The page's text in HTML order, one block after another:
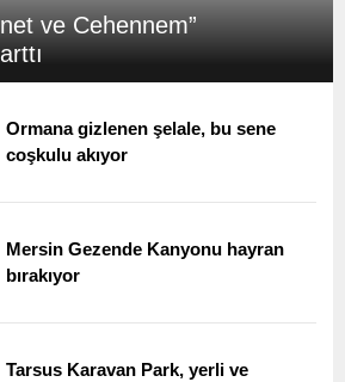
ve Cehennem”
Ormana gizlenen şelale, bu sene
coşkulu akıyor
Mersin Gezende Kanyonu hayran
bırakıyor
Tarsus Karavan Park, yerli ve